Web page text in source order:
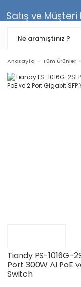
Anasayfa Tüm Ürünler
Tiandy PS-1016G-
Port 300W AI PoE
Switch
Satış ve